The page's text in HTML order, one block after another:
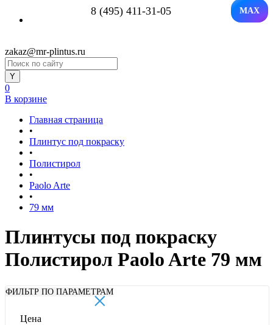
8 (495) 411-31-05 MAX
zakaz@mr-plintus.ru
0
В корзине
Главная страница
•
Плинтус под покраску
•
Полистирол
•
Paolo Arte
•
79 мм
Плинтусы под покраску
Полистирол Paolo Arte 79 мм
ФИЛЬТР ПО ПАРАМЕТРАМ
×
Цена